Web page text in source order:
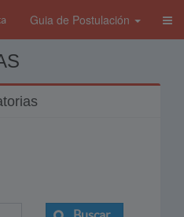
Guia de Postulación